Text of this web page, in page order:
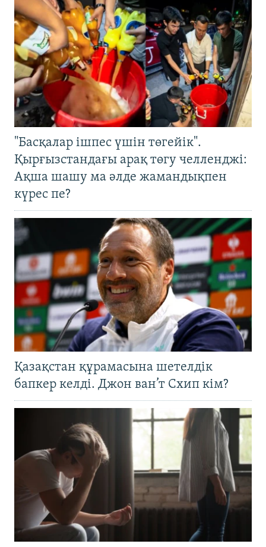
"Басқалар ішпес үшін төгейік".
Қырғызстандағы арақ төгу челленджі:
Ақша шашу ма әлде жамандықпен
күрес пе?
Қазақстан құрамасына шетелдік
бапкер келді. Джон ван’т Схип кім?